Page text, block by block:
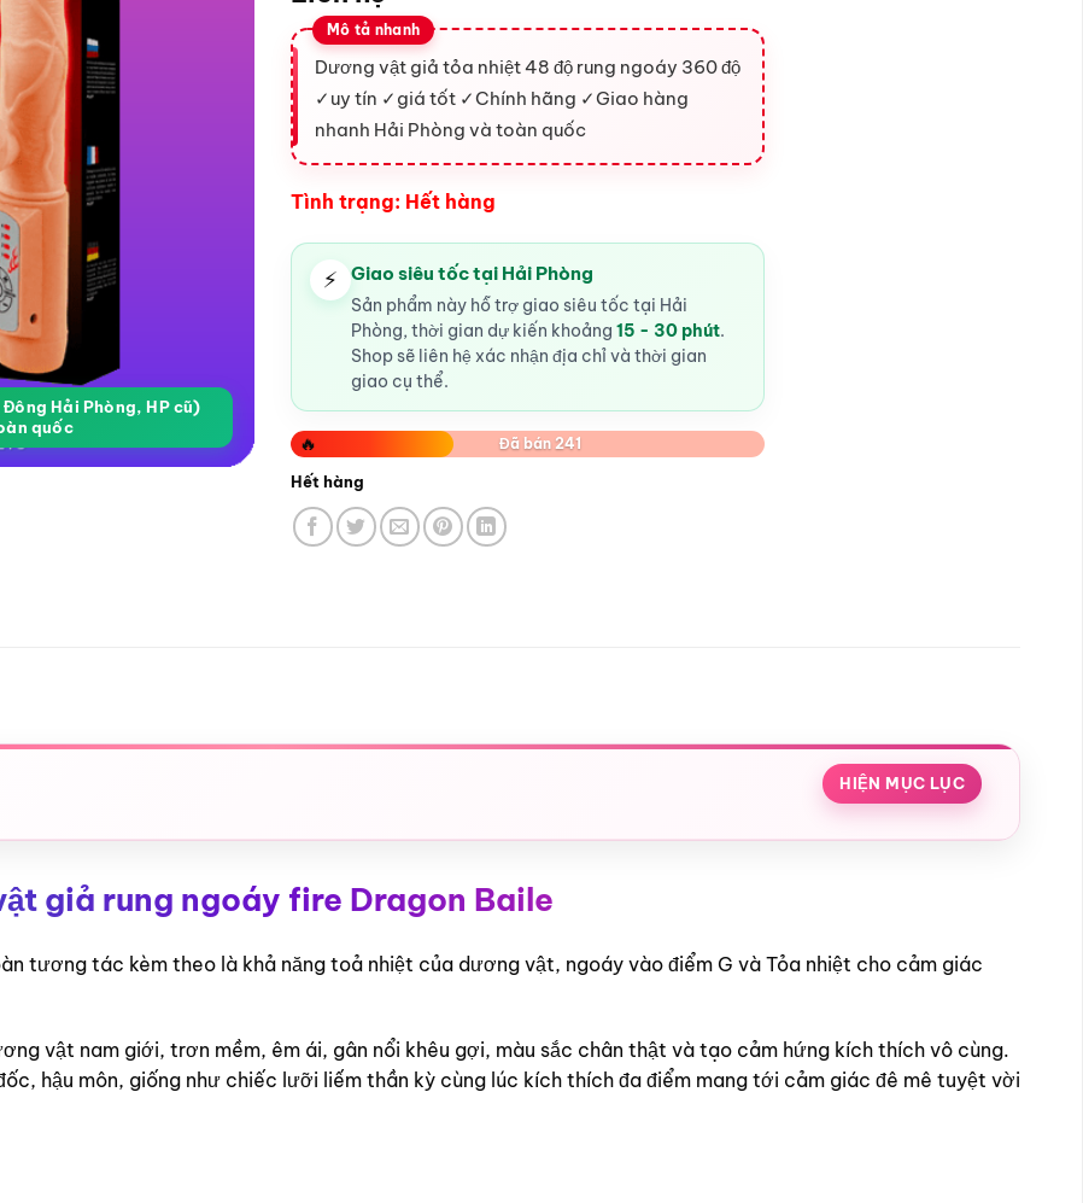
Hải Phòng, HP cũ)
quốc
Dương vật giả tỏa nhiệt 48 độ rung ngoáy 360 độ
✓uy tín ✓giá tốt ✓Chính hãng ✓Giao hàng
nhanh Hải Phòng và toàn quốc
Tình trạng: Hết hàng
⚡ Giao siêu tốc tại Hải Phòng
Sản phẩm này hỗ trợ giao siêu tốc tại Hải
Phòng, thời gian dự kiến khoảng 15 - 30 phút.
Shop sẽ liên hệ xác nhận địa chỉ và thời gian
giao cụ thể.
🔥 Đã bán 241
Hết hàng
HIỆN MỤC LỤC
giả rung ngoáy fire Dragon Baile
tương tác kèm theo là khả năng toả nhiệt của dương vật, ngoáy vào điểm G và Tỏa nhiệt cho cảm giác
vật nam giới, trơn mềm, êm ái, gân nổi khêu gợi, màu sắc chân thật và tạo cảm hứng kích thích vô cùng.
hậu môn, giống như chiếc lưỡi liếm thần kỳ cùng lúc kích thích đa điểm mang tới cảm giác đê mê tuyệt vời